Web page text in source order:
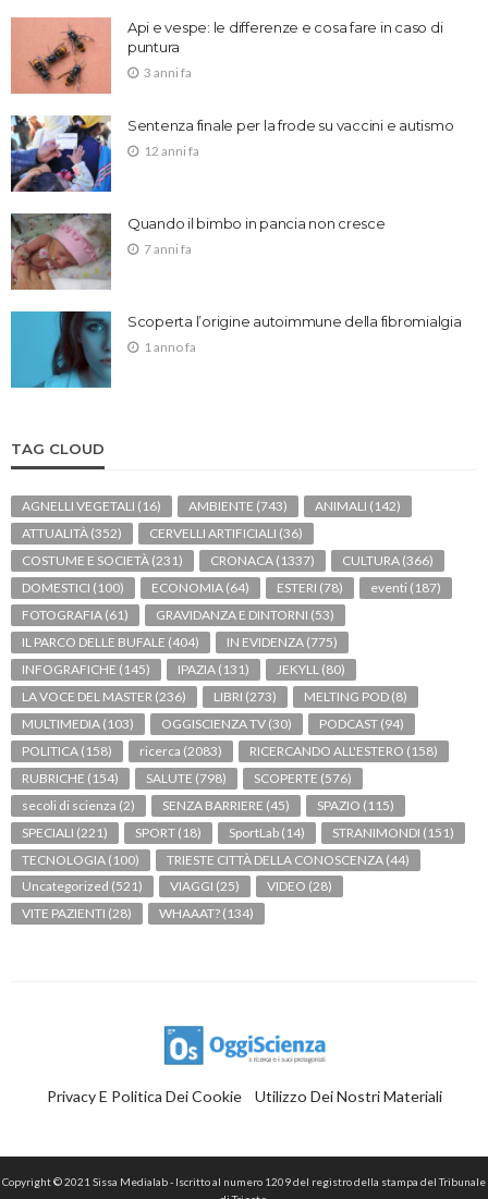
Api e vespe: le differenze e cosa fare in caso di
puntura
3 anni fa
Sentenza finale per la frode su vaccini e autismo
12 anni fa
Quando il bimbo in pancia non cresce
7 anni fa
Scoperta l’origine autoimmune della fibromialgia
1 anno fa
TAG CLOUD
AGNELLI VEGETALI (16) AMBIENTE (743) ANIMALI (142)
ATTUALITÀ (352) CERVELLI ARTIFICIALI (36)
COSTUME E SOCIETÀ (231) CRONACA (1337) CULTURA (366)
DOMESTICI (100) ECONOMIA (64) ESTERI (78) eventi (187)
FOTOGRAFIA (61) GRAVIDANZA E DINTORNI (53)
IL PARCO DELLE BUFALE (404) IN EVIDENZA (775)
INFOGRAFICHE (145) IPAZIA (131) JEKYLL (80)
LA VOCE DEL MASTER (236) LIBRI (273) MELTING POD (8)
MULTIMEDIA (103) OGGISCIENZA TV (30) PODCAST (94)
POLITICA (158) ricerca (2083) RICERCANDO ALL'ESTERO (158)
RUBRICHE (154) SALUTE (798) SCOPERTE (576)
secoli di scienza (2) SENZA BARRIERE (45) SPAZIO (115)
SPECIALI (221) SPORT (18) SportLab (14) STRANIMONDI (151)
TECNOLOGIA (100) TRIESTE CITTÀ DELLA CONOSCENZA (44)
Uncategorized (521) VIAGGI (25) VIDEO (28)
VITE PAZIENTI (28) WHAAAT? (134)
Privacy E Politica Dei Cookie Utilizzo Dei Nostri Materiali
Copyright © 2021 Sissa Medialab - Iscritto al numero 1209 del registro della stampa del Tribunale